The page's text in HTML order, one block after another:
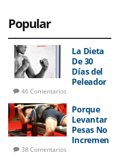
Popular
La Dieta
De 30
Días del
Peleador
46 Comentarios
Porque
Levantar
Pesas No
Incremen
38 Comentarios